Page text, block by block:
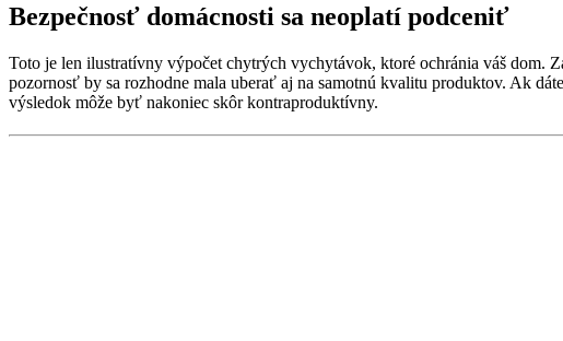
Bezpečnosť domácnosti sa neoplatí podceniť
Toto je len ilustratívny výpočet chytrých vychytávok, ktoré ochránia váš dom.
pozornosť by sa rozhodne mala uberať aj na samotnú kvalitu produktov. Ak
výsledok môže byť nakoniec skôr kontraproduktívny.